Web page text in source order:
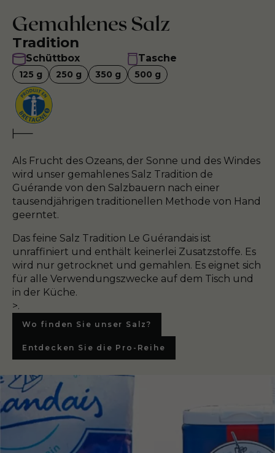
Gemahlenes Salz
Tradition
Schüttbox
125 g 250 g 350 g
Tasche
500 g
Als Frucht des Ozeans, der Sonne und des Windes
wird unser gemahlenes Salz Tradition de
Guérande von den Salzbauern nach einer
tausendjährigen traditionellen Methode von Hand
geerntet.
Das feine Salz Tradition Le Guérandais ist
unraffiniert und enthält keinerlei Zusatzstoffe. Es
wird nur getrocknet und gemahlen. Es eignet sich
für alle Verwendungszwecke auf dem Tisch und
in der Küche.
>.
Wo finden Sie unser Salz?
Entdecken Sie die Pro-Reihe